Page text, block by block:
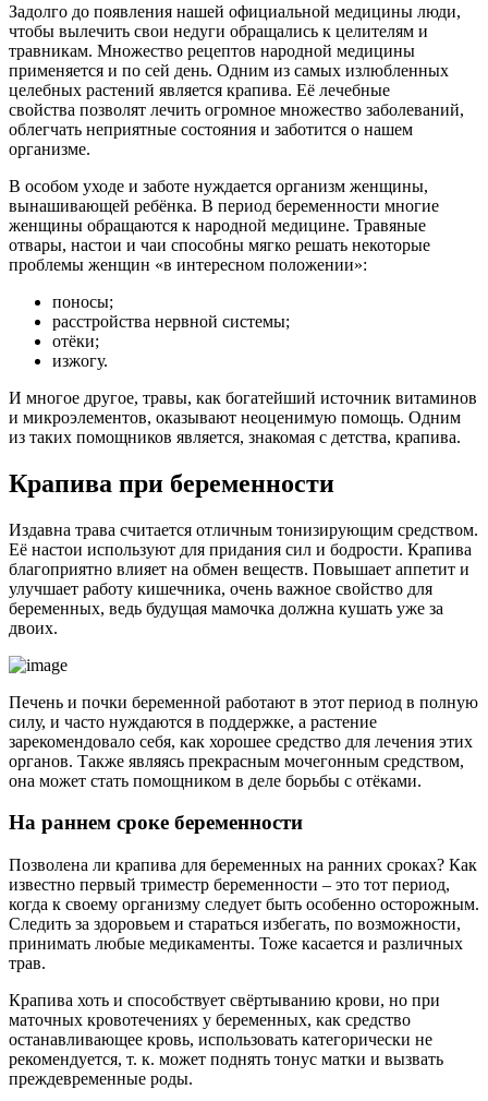
Задолго до появления нашей официальной медицины люди,
чтобы вылечить свои недуги обращались к целителям и
травникам. Множество рецептов народной медицины
применяется и по сей день. Одним из самых излюбленных
целебных растений является крапива. Её лечебные
свойства позволят лечить огромное множество заболеваний,
облегчать неприятные состояния и заботится о нашем
организме.
В особом уходе и заботе нуждается организм женщины,
вынашивающей ребёнка. В период беременности многие
женщины обращаются к народной медицине. Травяные
отвары, настои и чаи способны мягко решать некоторые
проблемы женщин «в интересном положении»:
поносы;
расстройства нервной системы;
отёки;
изжогу.
И многое другое, травы, как богатейший источник витаминов
и микроэлементов, оказывают неоценимую помощь. Одним
из таких помощников является, знакомая с детства, крапива.
Крапива при беременности
Издавна трава считается отличным тонизирующим средством.
Её настои используют для придания сил и бодрости. Крапива
благоприятно влияет на обмен веществ. Повышает аппетит и
улучшает работу кишечника, очень важное свойство для
беременных, ведь будущая мамочка должна кушать уже за
двоих.
Печень и почки беременной работают в этот период в полную
силу, и часто нуждаются в поддержке, а растение
зарекомендовало себя, как хорошее средство для лечения этих
органов. Также являясь прекрасным мочегонным средством,
она может стать помощником в деле борьбы с отёками.
На раннем сроке беременности
Позволена ли крапива для беременных на ранних сроках? Как
известно первый триместр беременности – это тот период,
когда к своему организму следует быть особенно осторожным.
Следить за здоровьем и стараться избегать, по возможности,
принимать любые медикаменты. Тоже касается и различных
трав.
Крапива хоть и способствует свёртыванию крови, но при
маточных кровотечениях у беременных, как средство
останавливающее кровь, использовать категорически не
рекомендуется, т. к. может поднять тонус матки и вызвать
преждевременные роды.